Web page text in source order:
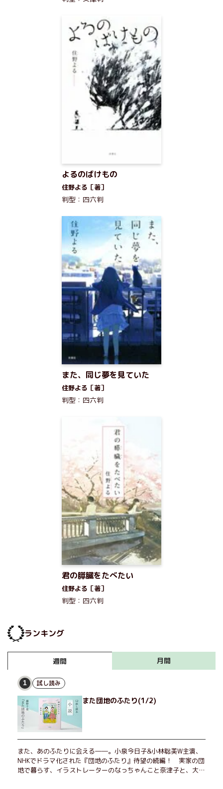
よるのばけもの
住野よる［著］
判型：四六判
また、同じ夢を見ていた
住野よる［著］
判型：四六判
君の膵臓をたべたい
住野よる［著］
判型：四六判
ランキング
週間 月間
1 試し読み
また団地のふたり(1/2)
また、あのふたりに会える――。小泉今日子&小林聡美W主演、
NHKでドラマ化された『団地のふたり』待望の続編！ 実家の団
地で暮らす、イラストレーターのなっちゃんこと奈津子と、大学